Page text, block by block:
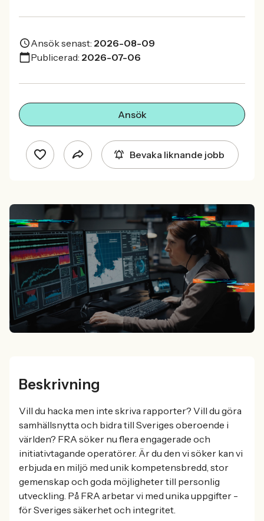
Ansök senast: 2026-08-09
Publicerad: 2026-07-06
Ansök
Bevaka liknande jobb
Beskrivning
Vill du hacka men inte skriva rapporter? Vill du göra
samhällsnytta och bidra till Sveriges oberoende i
världen? FRA söker nu flera engagerade och
initiativtagande operatörer. Är du den vi söker kan vi
erbjuda en miljö med unik kompetensbredd, stor
gemenskap och goda möjligheter till personlig
utveckling. På FRA arbetar vi med unika uppgifter -
för Sveriges säkerhet och integritet.